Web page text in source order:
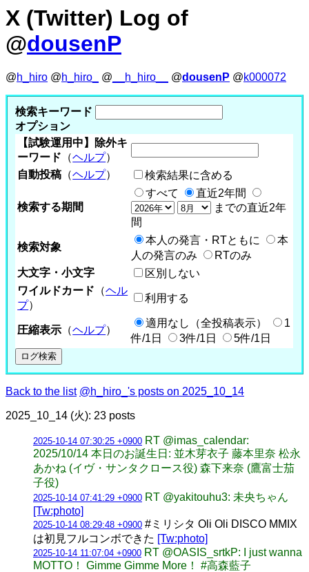
X (Twitter) Log of
@dousenP
@h_hiro @h_hiro_ @ __h_hiro__ @dousenP @k000072
検索キーワード
オプション
【試験運用中】除外キ
ーワード （ヘルプ）
自動投稿 （ヘルプ） 検索結果に含める
検索する期間
すべて
直近2年間
までの直近2年
間
検索対象
本人の発言・RTともに
本
人の発言のみ
RTのみ
大文字・小文字
区別しない
ワイルドカード （ヘル
プ）
利用する
圧縮表示 （ヘルプ）
適用なし（全投稿表示）
1
件/1日
3件/1日 5件/1日
Back to the list @h_hiro_'s posts on 2025_10_14
2025_10_14 (火): 23 posts
2025-10-14 07:30:25 +0900 RT @imas_calendar:
2025/10/14 本日のお誕生日: 並木芽衣子 藤本里奈 松永
あかね (イヴ・サンタクロース役) 森下来奈 (鷹富士茄
子役)
2025-10-14 07:41:29 +0900 RT @yakitouhu3: 未央ちゃん
[Tw:photo]
2025-10-14 08:29:48 +0900 #ミリシタ Oli Oli DISCO MMIX
は初見フルコンボできた [Tw:photo]
2025-10-14 11:07:04 +0900 RT @OASIS_srtkP: I just wanna
MOTTO！ Gimme Gimme More！ #高森藍子